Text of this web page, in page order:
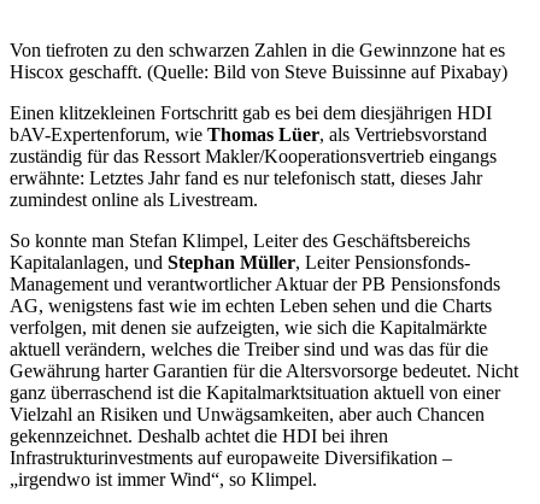
Von tiefroten zu den schwarzen Zahlen in die Gewinnzone hat es
Hiscox geschafft. (Quelle: Bild von Steve Buissinne auf Pixabay)
Einen klitzekleinen Fortschritt gab es bei dem diesjährigen HDI
bAV-Expertenforum, wie Thomas Lüer, als Vertriebsvorstand
zuständig für das Ressort Makler/Kooperationsvertrieb eingangs
erwähnte: Letztes Jahr fand es nur telefonisch statt, dieses Jahr
zumindest online als Livestream.
So konnte man Stefan Klimpel, Leiter des Geschäftsbereichs
Kapitalanlagen, und Stephan Müller, Leiter Pensionsfonds-
Management und verantwortlicher Aktuar der PB Pensionsfonds
AG, wenigstens fast wie im echten Leben sehen und die Charts
verfolgen, mit denen sie aufzeigten, wie sich die Kapitalmärkte
aktuell verändern, welches die Treiber sind und was das für die
Gewährung harter Garantien für die Altersvorsorge bedeutet. Nicht
ganz überraschend ist die Kapitalmarktsituation aktuell von einer
Vielzahl an Risiken und Unwägsamkeiten, aber auch Chancen
gekennzeichnet. Deshalb achtet die HDI bei ihren
Infrastrukturinvestments auf europaweite Diversifikation –
„irgendwo ist immer Wind“, so Klimpel.